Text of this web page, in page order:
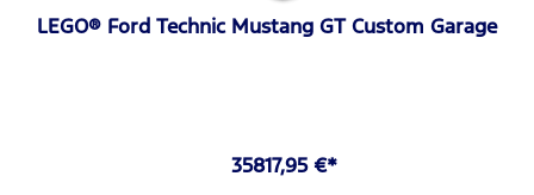
LEGO® Ford Technic Mustang GT Custom Garage
35817,95 €*